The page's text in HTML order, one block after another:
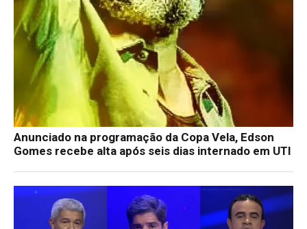
Anunciado na programação da Copa Vela, Edson
Gomes recebe alta após seis dias internado em UTI